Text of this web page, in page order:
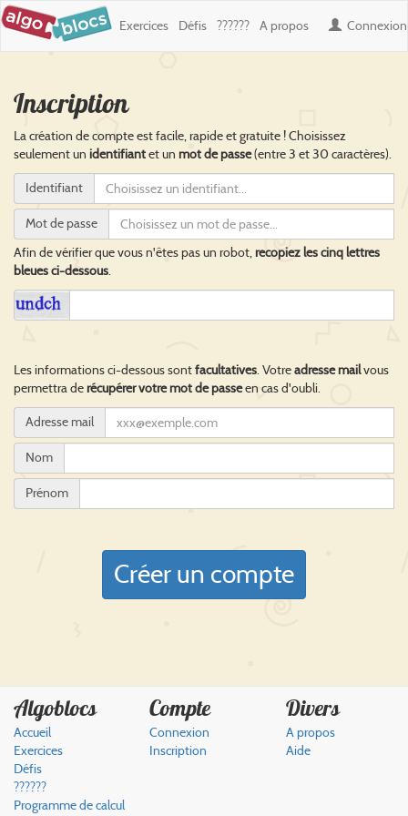
Connexion
Exercices Défis ?????? A propos
Inscription
La création de compte est facile, rapide et gratuite ! Choisissez
seulement un identifiantet un mot de passe(entre 3 et 30 caractères).
Identifiant
Mot de passe
Afin de vérifier que vous n'êtes pas un robot,recopiez les cinq lettres
bleues ci-dessous.
Les informations ci-dessous sontfacultatives. Votreadresse mailvous
permettra derécupérer votre mot de passeen cas d'oubli.
Adresse mail
Nom
Prénom
Créer un compte
Algoblocs
Accueil
Exercices
Défis
??????
Programme de calcul
Compte
Connexion
Inscription
Divers
A propos
Aide